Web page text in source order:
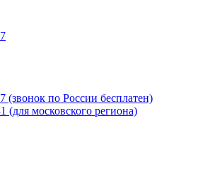
(звонок по России бесплатен)
(для московского региона)